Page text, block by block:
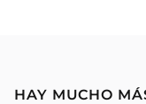
HAY MUCHO